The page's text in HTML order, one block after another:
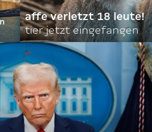
affe verletzt 18 leute!
tier jetzt eingefangen